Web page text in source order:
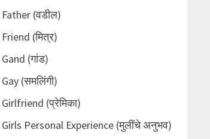
Father (वडील)
Friend (मित्र)
Gand (गांड)
Gay (समलिंगी)
Girlfriend (प्रेमिका)
Girls Personal Experience (मुलींचे अनुभव)